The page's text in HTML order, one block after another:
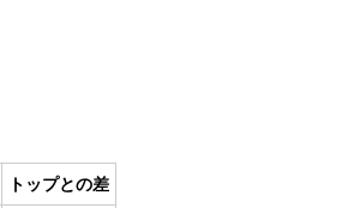
トップとの差